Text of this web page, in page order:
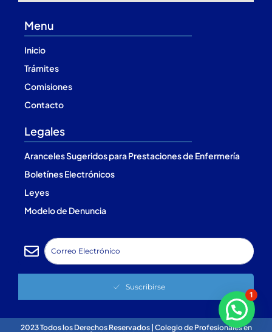
Menu
Inicio
Trámites
Comisiones
Contacto
Legales
Aranceles Sugeridos para Prestaciones de Enfermería
Boletínes Electrónicos
Leyes
Modelo de Denuncia
Suscribirse
2023 Todos los Derechos Reservados | Colegio de Profesionales en
1